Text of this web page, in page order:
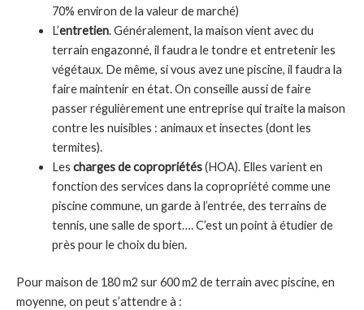
70% environ de la valeur de marché)
L’entretien. Généralement, la maison vient avec du
terrain engazonné, il faudra le tondre et entretenir les
végétaux. De même, si vous avez une piscine, il faudra la
faire maintenir en état. On conseille aussi de faire
passer régulièrement une entreprise qui traite la maison
contre les nuisibles : animaux et insectes (dont les
termites).
Les charges de copropriétés(HOA). Elles varient en
fonction des services dans la copropriété comme une
piscine commune, un garde à l’entrée, des terrains de
tennis, une salle de sport…. C’est un point à étudier de
près pour le choix du bien.
Pour maison de 180 m2 sur 600 m2 de terrain avec piscine, en
moyenne, on peut s’attendre à :